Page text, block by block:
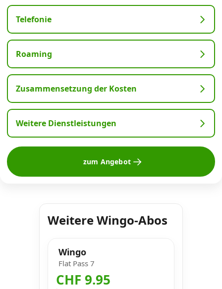
Telefonie
Roaming
Zusammensetzung der Kosten
Weitere Dienstleistungen
zum Angebot
Weitere Wingo-Abos
Wingo
Flat Pass 7
CHF 9.95